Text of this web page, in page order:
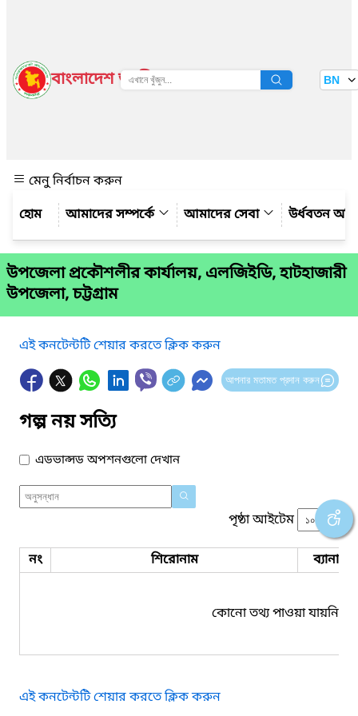
বাংলাদেশ জাতীয় তথ্য বাতায়ন BN
মেনু নির্বাচন করুন
আমাদের সম্পর্কে
আমাদের সেবা উর্ধবতন
উপজেলা প্রকৌশলীর কার্যালয়, এলজিইডি, হাটহাজারী
উপজেলা, চট্টগ্রাম
এই কনটেন্টটি শেয়ার করতে ক্লিক করুন
আপনার মতামত প্রদান করুন
গল্প নয় সত্যি
এডভান্সড অপশনগুলো দেখান
পৃষ্ঠা আইটেম
নং শিরোনাম ব্যানার
কোনো তথ্য পাওয়া যায়নি।
এই কনটেন্টটি শেয়ার করতে ক্লিক করুন